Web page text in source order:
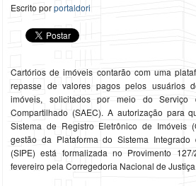
Escrito porportaldori
Cartórios de imóveis contarão com uma
repasse de valores pagos pelos usuários
imóveis, solicitados por meio do Serviço
Compartilhado (SAEC). A autorização para
Sistema de Registro Eletrônico de Imóveis
gestão da Plataforma do Sistema Integrado
(SIPE) está formalizada no Provimento
fevereiro pela Corregedoria Nacional de Justiça.